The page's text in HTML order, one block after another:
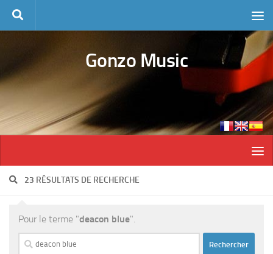
Skip to content
Gonzo Music
23 RÉSULTATS DE RECHERCHE
Pour le terme "deacon blue".
Rechercher :